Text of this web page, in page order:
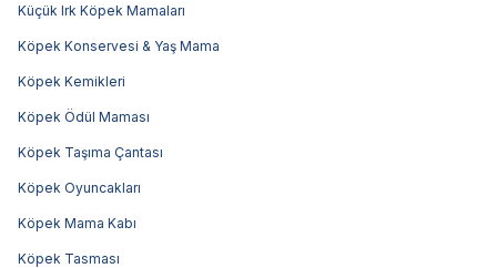
Küçük Irk Köpek Mamaları
Köpek Konservesi & Yaş Mama
Köpek Kemikleri
Köpek Ödül Maması
Köpek Taşıma Çantası
Köpek Oyuncakları
Köpek Mama Kabı
Köpek Tasması